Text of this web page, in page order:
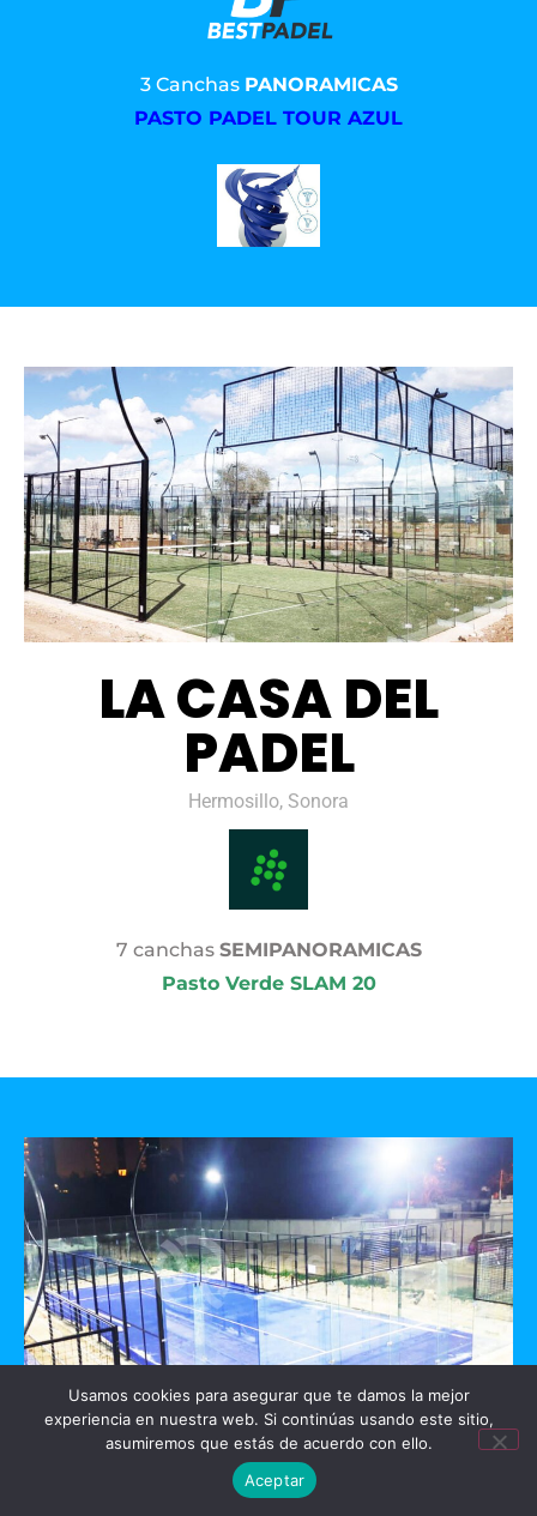
3 Canchas PANORAMICAS
PASTO PADEL TOUR AZUL
LA CASA DEL
PADEL
Hermosillo, Sonora
7 canchas SEMIPANORAMICAS
Pasto Verde SLAM 20
GO PADEL
Usamos cookies para asegurar que te damos la mejor
experiencia en nuestra web. Si continúas usando este sitio,
asumiremos que estás de acuerdo con ello.
Aceptar